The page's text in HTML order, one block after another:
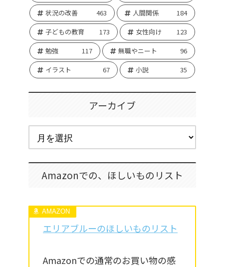
状況の改善
463 人間関係
184
子どもの教育
173 女性向け
123
勉強
117 無職やニート
96
イラスト
67 小説 35
アーカイブ
Amazonでの、ほしいものリスト
エリアブルーのほしいものリスト
Amazonでの通常のお買い物の感